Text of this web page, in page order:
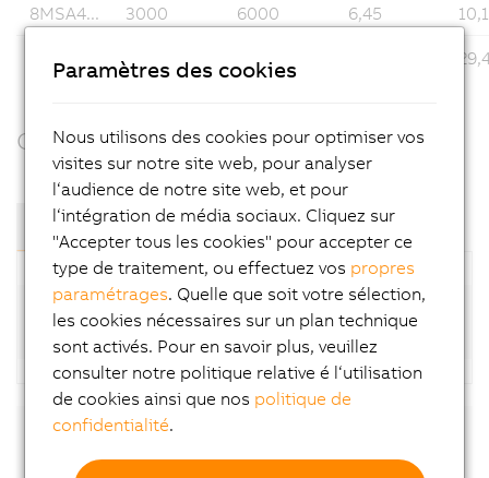
8MSA4... 3000 6000 6,45
8MSA5... 3000 3000
Components & Modules
Composants et modules
Standard motors (8MSA-4; available at short
Downloads
Paramètres des cookies
Nous utilisons des cookies pour optimiser vos
visites sur notre site web, pour analyser
l‘audience de notre site web, et pour
l‘intégration de média sociaux. Cliquez sur
"Accepter tous les cookies" pour accepter ce
type de traitement, ou effectuez vos propres
paramétrages. Quelle que soit votre sélection,
les cookies nécessaires sur un plan technique
sont activés. Pour en savoir plus, veuillez
consulter notre politique relative é l‘utilisation
de cookies ainsi que nos politique de
confidentialité.